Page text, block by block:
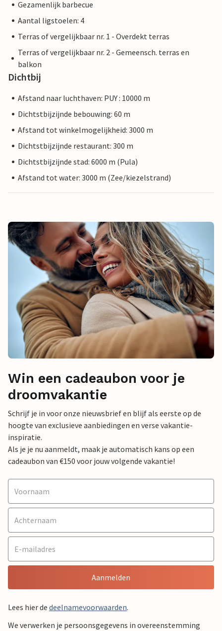
Gezamenlijk barbecue
Aantal ligstoelen: 4
Terras of vergelijkbaar nr. 1 - Overdekt terras
Terras of vergelijkbaar nr. 2 - Gemeensch. terras en
balkon
Dichtbij
Afstand naar luchthaven: PUY : 10000 m
Dichtstbijzijnde bebouwing: 60 m
Afstand tot winkelmogelijkheid: 3000 m
Dichtstbijzijnde restaurant: 300 m
Dichtstbijzijnde stad: 6000 m (Pula)
Afstand tot water: 3000 m (Zee/kiezelstrand)
Win een cadeaubon voor je
droomvakantie
Schrijf je in voor onze nieuwsbrief en blijf als eerste op de
hoogte van exclusieve aanbiedingen en verse vakantie-
inspiratie.
Als je je nu aanmeldt, maak je automatisch kans op een
cadeaubon van €150 voor jouw volgende vakantie!
Aanmelden
Lees hier de deelnamevoorwaarden.
We verwerken je persoonsgegevens in overeenstemming